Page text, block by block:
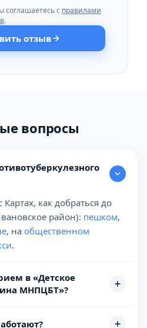
соглашаетесь с правилами
.
отзыв
вопросы
как добраться до
район): пешком,
, на общественном
.
в «Детское
МНПЦБТ»?